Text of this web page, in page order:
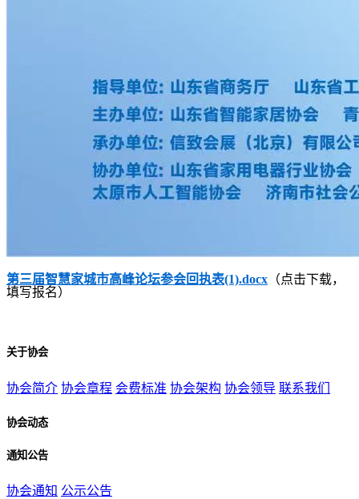
第三届智慧家城市高峰论坛参会回执表(1).docx （点击下载，
填写报名）
关于协会
协会简介 协会章程 会费标准 协会架构 协会领导 联系我们
协会动态
通知公告
协会通知 公示公告